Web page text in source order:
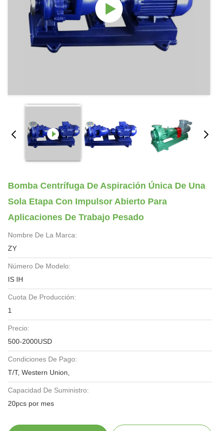
Bomba Centrífuga De Aspiración Única De Una
Sola Etapa Con Impulsor Abierto Para
Aplicaciones De Trabajo Pesado
Nombre De La Marca:
ZY
Número De Modelo:
IS IH
Cuota De Producción:
1
Precio:
500-2000USD
Condiciones De Pago:
T/T, Western Union,
Capacidad De Suministro:
20pcs por mes